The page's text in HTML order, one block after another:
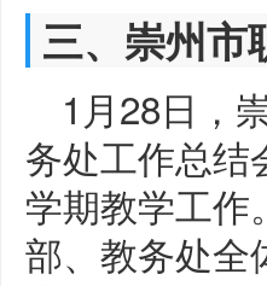
三、崇州市
1月28日，
务处工作总结
学期教学工作
部、教务处全